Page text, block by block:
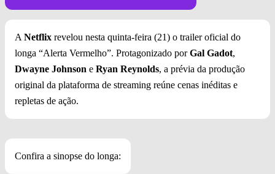
A Netflix revelou nesta quinta-feira (21) o trailer oficial do
longa “Alerta Vermelho”. Protagonizado porGal Gadot,
Dwayne Johnson e Ryan Reynolds, a prévia da produção
original da plataforma de streaming reúne cenas inéditas e
repletas de ação.
Confira a sinopse do longa: